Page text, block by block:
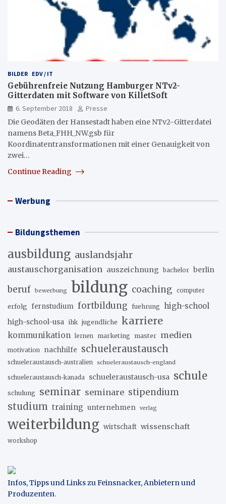
BILDER EDV / IT
Gebührenfreie Nutzung Hamburger NTv2-
Gitterdaten mit Software von KilletSoft
6. September 2018
Presse
Die Geodäten der Hansestadt haben eine NTv2-Gitterdatei
namens Beta_FHH_NW.gsb für
Koordinatentransformationen mit einer Genauigkeit von
zwei…
Continue Reading
Werbung
Bildungsthemen
ausbildung auslandsjahr
austauschorganisation auszeichnung bachelor berlin
beruf bewerbung bildung coaching computer
erfolg fernstudium fortbildung fuehrung high-school
high-school-usa ihk jugendliche karriere
kommunikation lernen marketing master medien
motivation nachhilfe schueleraustausch
schueleraustausch-australien schueleraustausch-england
schueleraustausch-kanada schueleraustausch-usa schule
schulung seminar seminare stipendium
studium training unternehmen verlag
weiterbildung wirtschaft wissenschaft
workshop
Infos, Tipps und Links zu Feinsnacker, Anbietern und
Produzenten.